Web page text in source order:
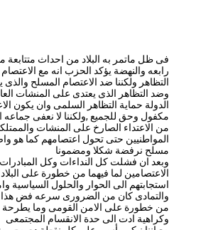
فى ظل ماتمر به البلاد من احداث متتابعة منذ
رابعه والنهضة يؤكد الحزب انه مع الاعتصام
التظاهر ولكننا ضد الاعتصام المسلح والذى يرهب
وضد التظاهر الذى يعتدى على المنشات العامة
الدولة حماية التظاهر السلمى وان يكون
مكفول وحق للجميع ,ولكننا لا نعفى جماعه
من الاعتداء الصارخ على المنشات والممتلكات
المواطنيين حتى تحول اعتصامهم كما هو واضح
مسلح نرفضة شكلا ومضمونا
وبعد ان فشلت كل النداءات وكل المبادرات
الاعتصامين لما فيهما من خطورة على البلاد
استجابتهم الى الحوار والحلول السياسية وامام هذا
والتمادى كان من الضرورى سرعه فض هذا
من خطورة على الامن القومى وما يطرحة من
وكراهية ادت الى حدة الانقسام المجتمعى